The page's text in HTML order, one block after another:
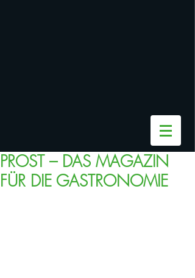
PROST – DAS MAGAZIN
FÜR DIE GASTRONOMIE